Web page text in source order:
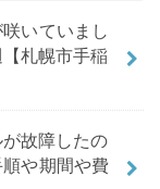
いていまし
札幌市手稲
故障したの
や期間や費